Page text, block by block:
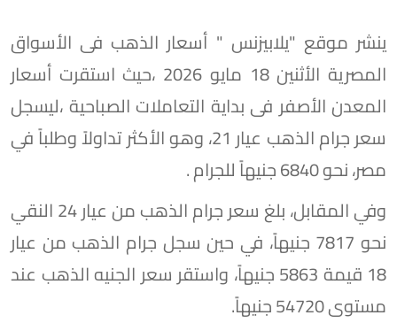
ينشر موقع "يلابيزنس " أسعار الذهب فى الأسواق
المصرية الأثنين 18 مايو 2026 ،حيث استقرت أسعار
المعدن الأصفر فى بداية التعاملات الصباحية ،ليسجل
سعر جرام الذهب عيار 21، وهو الأكثر تداولاً وطلباً في
مصر، نحو 6840 جنيهاً للجرام .
وفي المقابل، بلغ سعر جرام الذهب من عيار 24 النقي
نحو 7817 جنيهاً، في حين سجل جرام الذهب من عيار
18 قيمة 5863 جنيهاً، واستقر سعر الجنيه الذهب عند
مستوى 54720 جنيهاً.